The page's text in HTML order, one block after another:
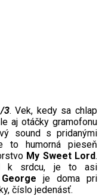
3. Vek, kedy sa chlap
aj otáčky gramofonu
sound s pridanými
to humorná pieseň
My Sweet Lord.
k srdcu, je to asi
George je doma pri
číslo jedenásť.